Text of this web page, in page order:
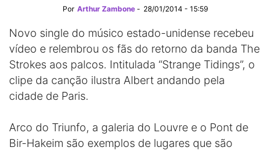
Por Arthur Zambone - 28/01/2014 - 15:59
Novo single do músico estado-unidense recebeu
vídeo e relembrou os fãs do retorno da banda The
Strokes aos palcos. Intitulada “Strange Tidings”, o
clipe da canção ilustra Albert andando pela
cidade de Paris.
Arco do Triunfo, a galeria do Louvre e o Pont de
Bir-Hakeim são exemplos de lugares que são